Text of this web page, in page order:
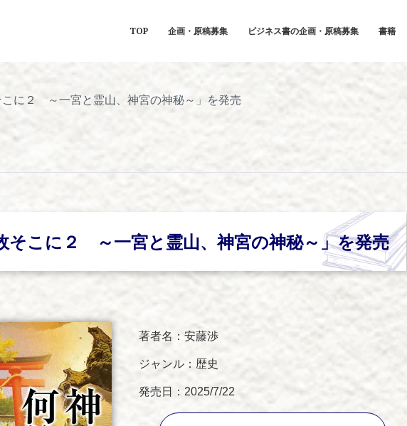
TOP 企画・原稿募集 ビジネス書の企画・原稿募集 書籍
こに２ ～一宮と霊山、神宮の神秘～」を発売
そこに２ ～一宮と霊山、神宮の神秘～」を発売
著者名：安藤渉
ジャンル：歴史
発売日：2025/7/22